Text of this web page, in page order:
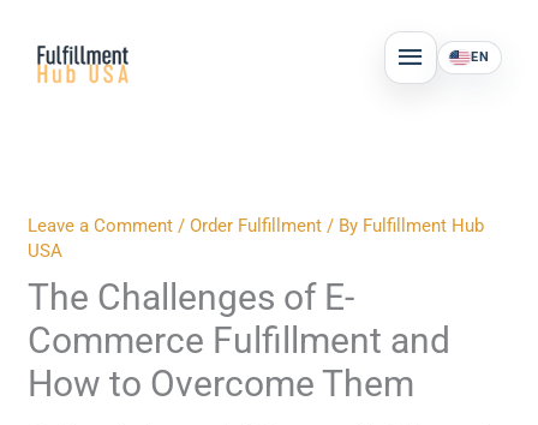
content
MAIN
MENU
EN
Leave a Comment /Order Fulfillment / By Fulfillment Hub
USA
The Challenges of E-
Commerce Fulfillment and
How to Overcome Them